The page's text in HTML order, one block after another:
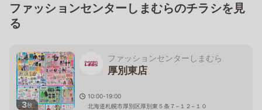
ファッションセンターしまむらのチラシを見
る
3枚
ファッションセンターしまむら
厚別東店
10:00-19:00
北海道札幌市厚別区厚別東５条７−１２−１０